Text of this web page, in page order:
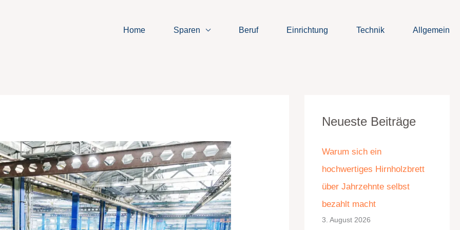
Home Sparen Beruf Einrichtung Technik Allgemein
Neueste Beiträge
Warum sich ein
hochwertiges Hirnholzbrett
über Jahrzehnte selbst
bezahlt macht
3. August 2026
a
e
g
o
r
i
r
h
i
v